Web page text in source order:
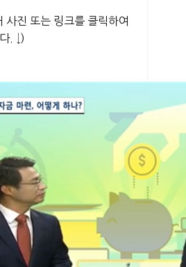
진 또는 링크를 클릭하여
. ↓)